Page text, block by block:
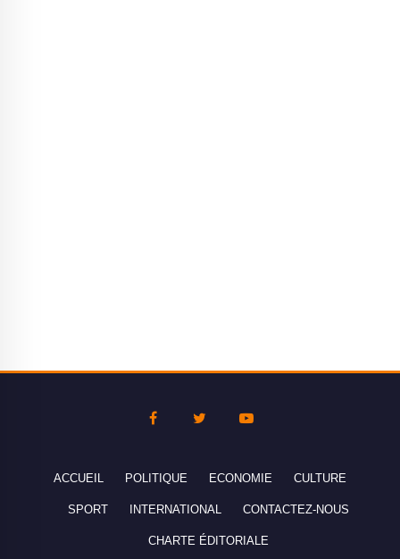
ACCUEIL POLITIQUE ECONOMIE CULTURE
SPORT INTERNATIONAL CONTACTEZ-NOUS
CHARTE ÉDITORIALE